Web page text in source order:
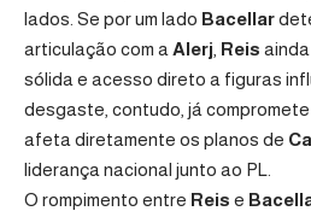
lados. Se por um lado Bacellar
articulação com a Alerj Reis
sólida e acesso direto a figuras
desgaste, contudo, já
afeta diretamente os planos de
liderança nacional junto ao PL.
O rompimento entre Reis e